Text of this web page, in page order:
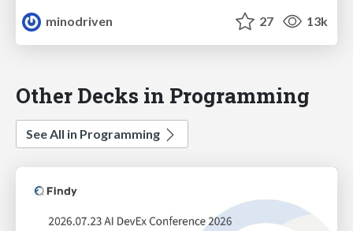
minodriven
27 13k
Other Decks in Programming
See All in Programming